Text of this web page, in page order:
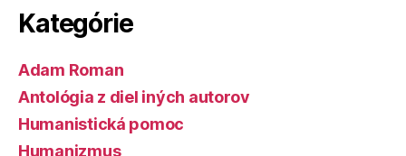
Kategórie
Adam Roman
Antológia z diel iných autorov
Humanistická pomoc
Humanizmus